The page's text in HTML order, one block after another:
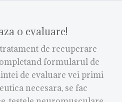
o evaluare!
de recuperare
formularul de
de evaluare vei primi
necesara, se fac